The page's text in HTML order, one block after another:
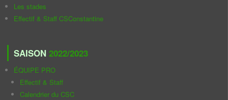
Les stades
Effectif & Staff CSConstantine
SAISON 2022/2023
ÉQUIPE PRO
Effectif & Staff
Calendrier du CSC